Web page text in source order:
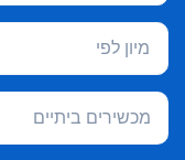
מיון לפי
מכשירים ביתיים